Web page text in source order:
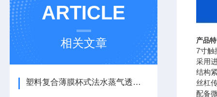
ARTICLE
相关文章
塑料复合薄膜杯式法水蒸气透过率测试仪——简介和参数
产品
7寸触
采用
结构
丝杠
配备